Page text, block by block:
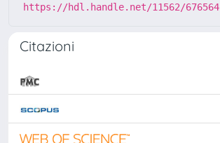
https://hdl.handle.net/11562/676564
Citazioni